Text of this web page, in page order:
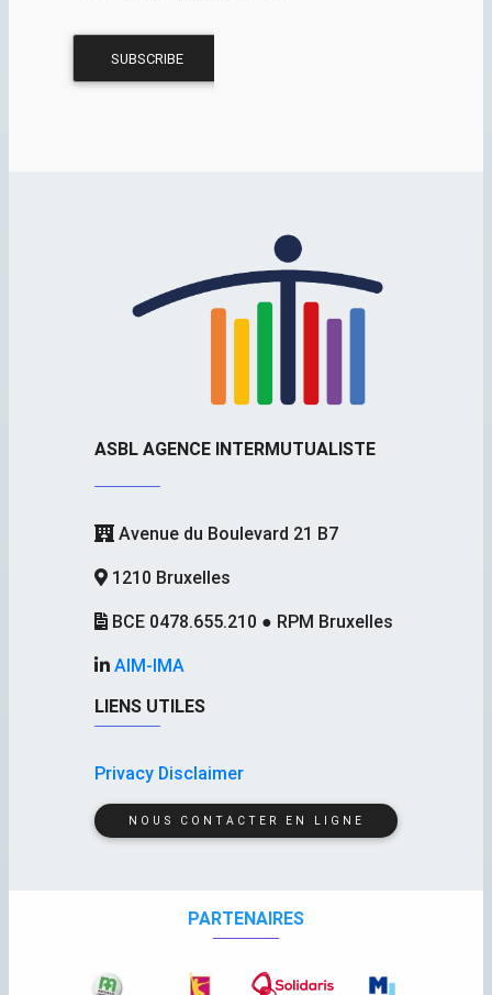
ASBL AGENCE INTERMUTUALISTE
Avenue du Boulevard 21 B7
1210 Bruxelles
BCE 0478.655.210 ● RPM Bruxelles
AIM-IMA
LIENS UTILES
Privacy Disclaimer
NOUS CONTACTER EN LIGNE
PARTENAIRES